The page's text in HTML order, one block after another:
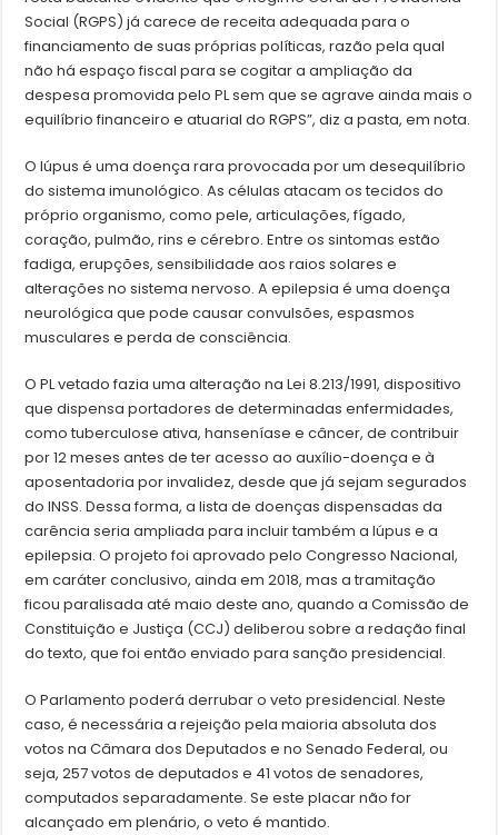
Social (RGPS) já carece de receita adequada para o
financiamento de suas próprias políticas, razão pela qual
não há espaço fiscal para se cogitar a ampliação da
despesa promovida pelo PL sem que se agrave ainda mais o
equilíbrio financeiro e atuarial do RGPS”, diz a pasta, em nota.
O lúpus é uma doença rara provocada por um desequilíbrio
do sistema imunológico. As células atacam os tecidos do
próprio organismo, como pele, articulações, fígado,
coração, pulmão, rins e cérebro. Entre os sintomas estão
fadiga, erupções, sensibilidade aos raios solares e
alterações no sistema nervoso. A epilepsia é uma doença
neurológica que pode causar convulsões, espasmos
musculares e perda de consciência.
O PL vetado fazia uma alteração na Lei 8.213/1991, dispositivo
que dispensa portadores de determinadas enfermidades,
como tuberculose ativa, hanseníase e câncer, de contribuir
por 12 meses antes de ter acesso ao auxílio-doença e à
aposentadoria por invalidez, desde que já sejam segurados
do INSS. Dessa forma, a lista de doenças dispensadas da
carência seria ampliada para incluir também a lúpus e a
epilepsia. O projeto foi aprovado pelo Congresso Nacional,
em caráter conclusivo, ainda em 2018, mas a tramitação
ficou paralisada até maio deste ano, quando a Comissão de
Constituição e Justiça (CCJ) deliberou sobre a redação final
do texto, que foi então enviado para sanção presidencial.
O Parlamento poderá derrubar o veto presidencial. Neste
caso, é necessária a rejeição pela maioria absoluta dos
votos na Câmara dos Deputados e no Senado Federal, ou
seja, 257 votos de deputados e 41 votos de senadores,
computados separadamente. Se este placar não for
alcançado em plenário, o veto é mantido.